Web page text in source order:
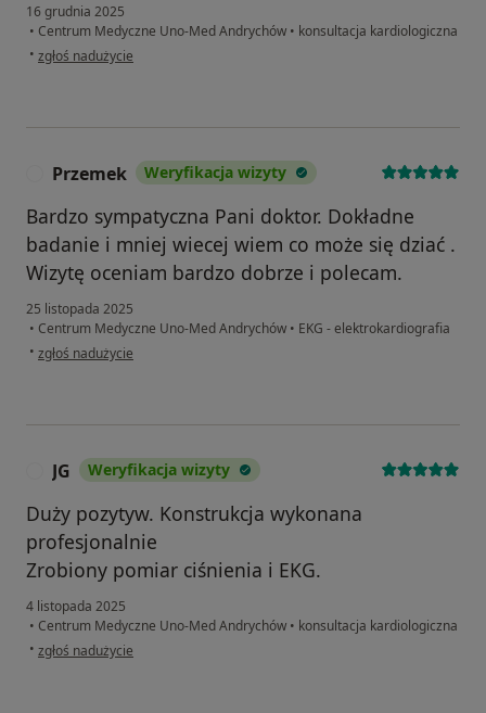
16 grudnia 2025
• Centrum Medyczne Uno-Med Andrychów • konsultacja kardiologiczna
• w opinii użytkownika WK
zgłoś nadużycie
Przemek Weryfikacja wizyty
Bardzo sympatyczna Pani doktor. Dokładne
badanie i mniej wiecej wiem co może się dziać .
Wizytę oceniam bardzo dobrze i polecam.
25 listopada 2025
• Centrum Medyczne Uno-Med Andrychów • EKG - elektrokardiografia
• w opinii użytkownika Przemek
zgłoś nadużycie
JG Weryfikacja wizyty
Duży pozytyw. Konstrukcja wykonana
profesjonalnie
Zrobiony pomiar ciśnienia i EKG.
4 listopada 2025
• Centrum Medyczne Uno-Med Andrychów • konsultacja kardiologiczna
• w opinii użytkownika JG
zgłoś nadużycie